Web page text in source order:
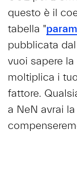
questo è il
tabella "
pubblicata
vuoi sapere
moltiplica i
fattore.
a NeN avrai